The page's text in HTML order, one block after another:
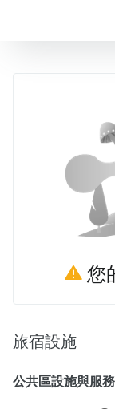
您
旅宿設施
公共區設施與服務